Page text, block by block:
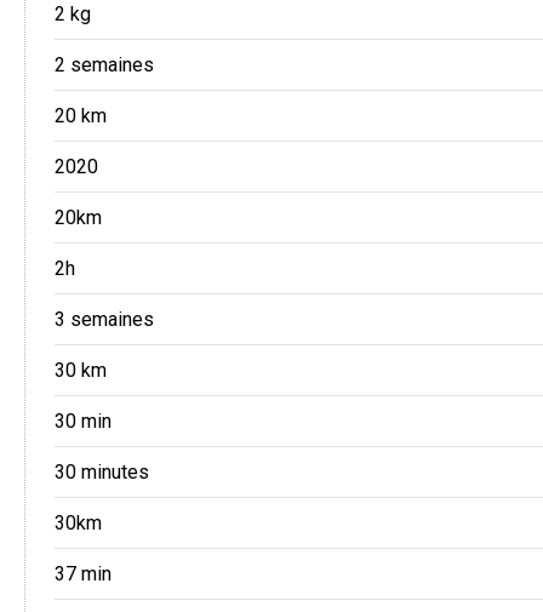
2 kg
2 semaines
20 km
2020
20km
2h
3 semaines
30 km
30 min
30 minutes
30km
37 min